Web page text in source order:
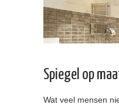
Spiegel op
Wat veel mensen